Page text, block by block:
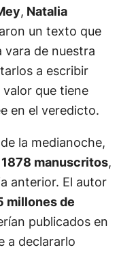
, Natalia
un texto que
vara de nuestra
a escribir
que tiene
en el veredicto.
la medianoche,
1878 manuscritos,
anterior. El autor
millones de
publicados en
a declararlo